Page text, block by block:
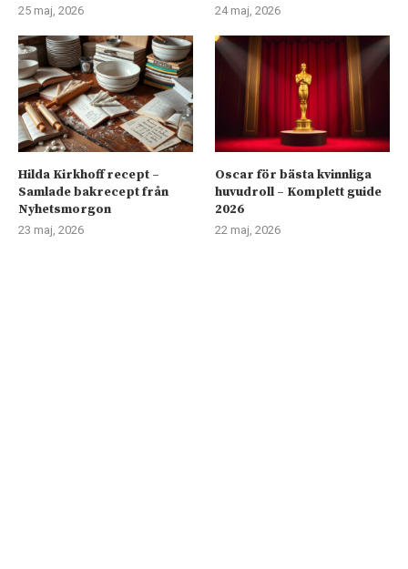
25 maj, 2026 24 maj, 2026
Hilda Kirkhoff recept –
Samlade bakrecept från
Nyhetsmorgon
23 maj, 2026
Oscar för bästa kvinnliga
huvudroll – Komplett guide
2026
22 maj, 2026